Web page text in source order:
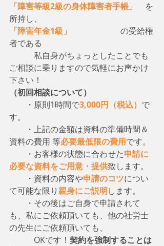
「障害等級2級の身体障害者手帳」
を
所持し、
「障害年金1級」
の受給権
者である
私自身がちょっとしたことでも
ご相談に乗りますので気軽にお声かけ
下さい！
（初回相談について）
・原則1時間で3,000円（税込） で
す。
・上記の金額は資料の準備時間＆
資料の費用 等必要最低限の費用です。
・お客様の状態に合わせた申請に
必要な資料をご用意・提供致します。
・資料の内容や申請のコツについ
て可能な限り親身にご説明します。
・その後はご自身で申請されて
も、私にご依頼頂いても、他の社労士
の先生にご依頼頂いても、
OKです！ 契約を強制することは